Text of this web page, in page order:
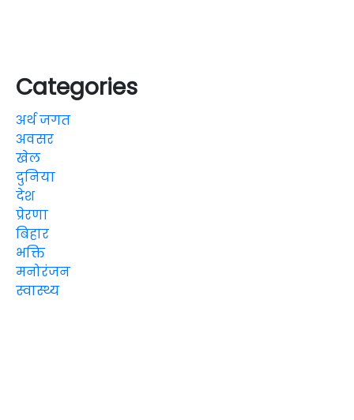
Categories
अर्थ जगत
अवसर
खेल
दुनिया
देश
प्रेरणा
बिहार
भक्ति
मनोरंजन
स्वास्थ्य